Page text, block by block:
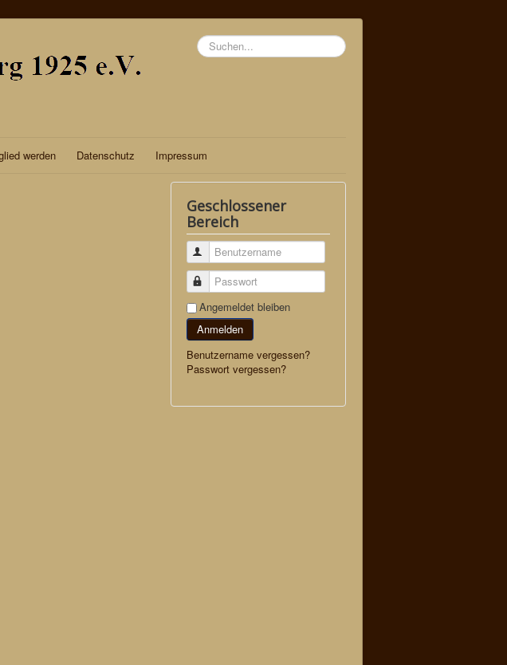
Suchen...
werden Datenschutz Impressum
Geschlossener
Bereich
Benutzername
Passwort
Angemeldet bleiben
Anmelden
Benutzername vergessen?
Passwort vergessen?